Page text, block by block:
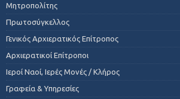
Μητροπολίτης
Πρωτοσύγκελλος
Γενικός Αρχιερατικός Επίτροπος
Αρχιερατικοί Επίτροποι
Ιεροί Ναοί, Ιερές Μονές / Κλήρος
Γραφεία & Υπηρεσίες